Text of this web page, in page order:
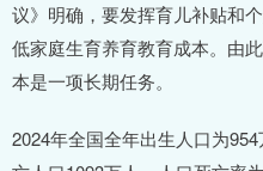
议》明确，要发挥育儿补贴和
低家庭生育养育教育成本。由
本是一项长期任务。
2024年全国全年出生人口为